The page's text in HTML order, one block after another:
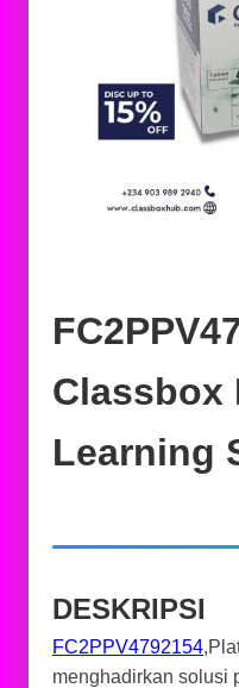
Classbox
Learning
DESKRIPSI
FC2PPV4792154
menghadirkan solusi